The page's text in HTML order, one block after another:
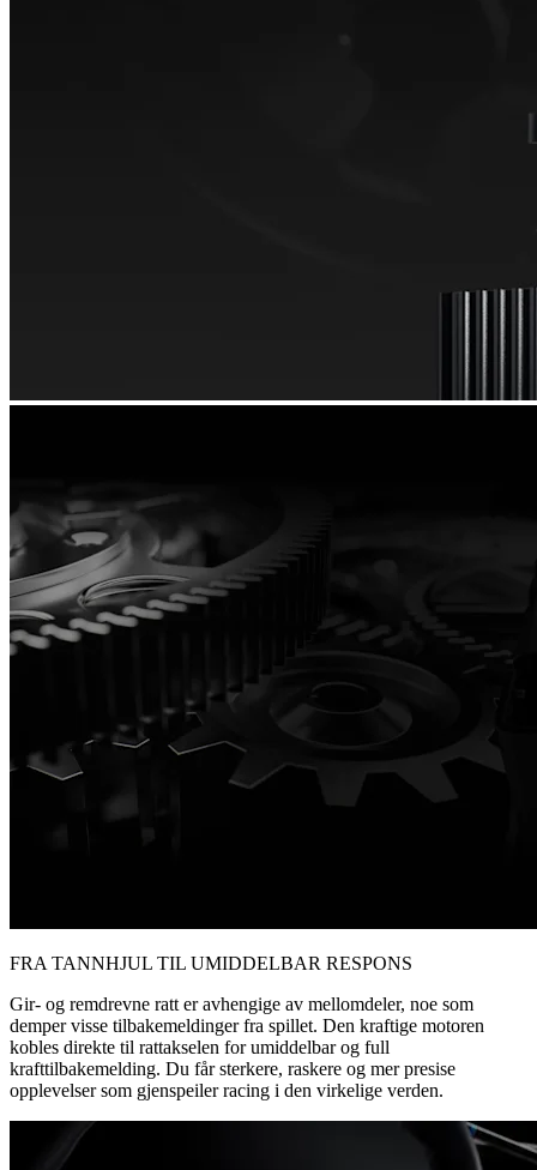
FRA TANNHJUL TIL UMIDDELBAR RESPONS
Gir- og remdrevne ratt er avhengige av mellomdeler, noe som
demper visse tilbakemeldinger fra spillet. Den kraftige motoren
kobles direkte til rattakselen for umiddelbar og full
krafttilbakemelding. Du får sterkere, raskere og mer presise
opplevelser som gjenspeiler racing i den virkelige verden.